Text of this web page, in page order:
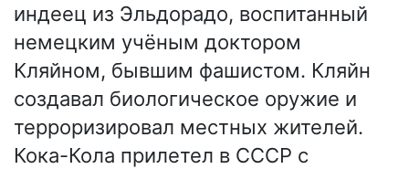
индеец из Эльдорадо, воспитанный
немецким учёным доктором
Кляйном, бывшим фашистом. Кляйн
создавал биологическое оружие и
терроризировал местных жителей.
Кока-Кола прилетел в СССР с